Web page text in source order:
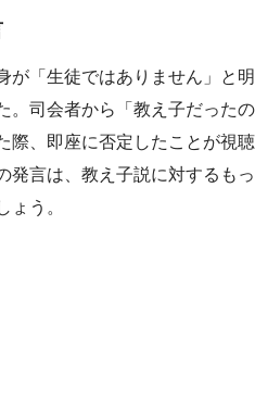
が「生徒ではありません」と明
。司会者から「教え子だったの
際、即座に否定したことが視聴
発言は、教え子説に対するもっ
ょう。